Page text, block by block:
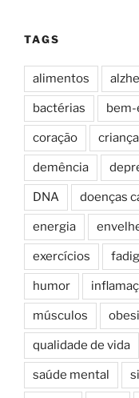
TAGS
alimentos
bactérias
coração
demência
DNA doenças
energia
exercícios
humor
músculos
qualidade de vida
saúde mental